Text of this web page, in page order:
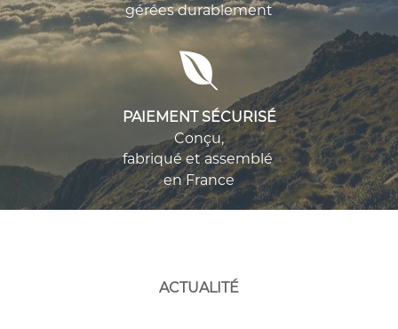
gérées durablement
PAIEMENT SÉCURISÉ
Conçu,
fabriqué et assemblé
en France
ACTUALITÉ